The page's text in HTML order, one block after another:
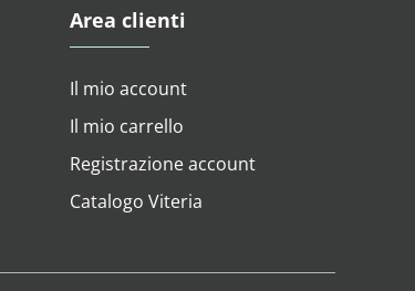
Area clienti
Il mio account
Il mio carrello
Registrazione account
Catalogo Viteria